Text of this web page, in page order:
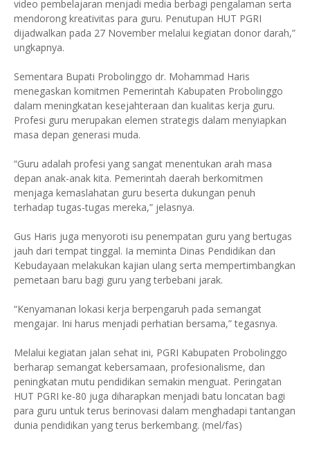
video pembelajaran menjadi media berbagi pengalaman serta
mendorong kreativitas para guru. Penutupan HUT PGRI
dijadwalkan pada 27 November melalui kegiatan donor darah,”
ungkapnya.
Sementara Bupati Probolinggo dr. Mohammad Haris
menegaskan komitmen Pemerintah Kabupaten Probolinggo
dalam meningkatan kesejahteraan dan kualitas kerja guru.
Profesi guru merupakan elemen strategis dalam menyiapkan
masa depan generasi muda.
“Guru adalah profesi yang sangat menentukan arah masa
depan anak-anak kita. Pemerintah daerah berkomitmen
menjaga kemaslahatan guru beserta dukungan penuh
terhadap tugas-tugas mereka,” jelasnya.
Gus Haris juga menyoroti isu penempatan guru yang bertugas
jauh dari tempat tinggal. Ia meminta Dinas Pendidikan dan
Kebudayaan melakukan kajian ulang serta mempertimbangkan
pemetaan baru bagi guru yang terbebani jarak.
“Kenyamanan lokasi kerja berpengaruh pada semangat
mengajar. Ini harus menjadi perhatian bersama,” tegasnya.
Melalui kegiatan jalan sehat ini, PGRI Kabupaten Probolinggo
berharap semangat kebersamaan, profesionalisme, dan
peningkatan mutu pendidikan semakin menguat. Peringatan
HUT PGRI ke-80 juga diharapkan menjadi batu loncatan bagi
para guru untuk terus berinovasi dalam menghadapi tantangan
dunia pendidikan yang terus berkembang. (mel/fas)